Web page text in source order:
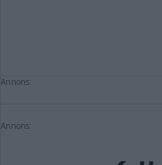
Annons:
Annons: